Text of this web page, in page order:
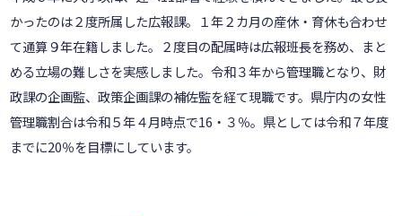
かったのは２度所属した広報課。１年２カ月の産休・育休も合わせ
て通算９年在籍しました。２度目の配属時は広報班長を務め、まと
める立場の難しさを実感しました。令和３年から管理職となり、財
政課の企画監、政策企画課の補佐監を経て現職です。県庁内の女性
管理職割合は令和５年４月時点で16・３％。県としては令和７年度
までに20％を目標にしています。